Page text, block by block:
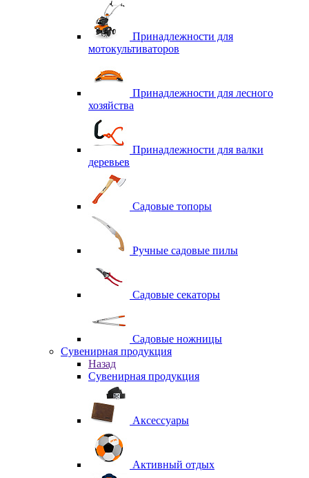
Принадлежности для
мотокультиваторов
Принадлежности для лесного
хозяйства
Принадлежности для валки
деревьев
Садовые топоры
Ручные садовые пилы
Садовые секаторы
Садовые ножницы
Сувенирная продукция
Назад
Сувенирная продукция
Аксессуары
Активный отдых